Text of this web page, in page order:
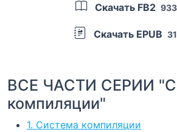
Скачать FB2
Скачать EPUB
ВСЕ ЧАСТИ СЕРИИ
компиляции"
1. Система компиляции